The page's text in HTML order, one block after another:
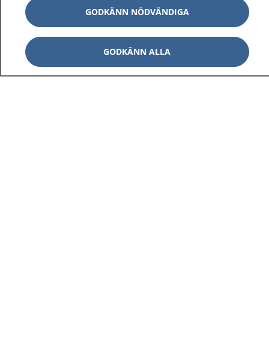
sjukdomar och vilka mottagningar du kan kontakta.
Logga in för att läsa din journal och göra dina
vårdärenden. Ring telefonnummer 1177 för
sjukvårdsrådgivning dygnet runt.
1177 ger dig råd när du vill må bättre.
GODKÄNN NÖDVÄNDIGA
GODKÄNN ALLA